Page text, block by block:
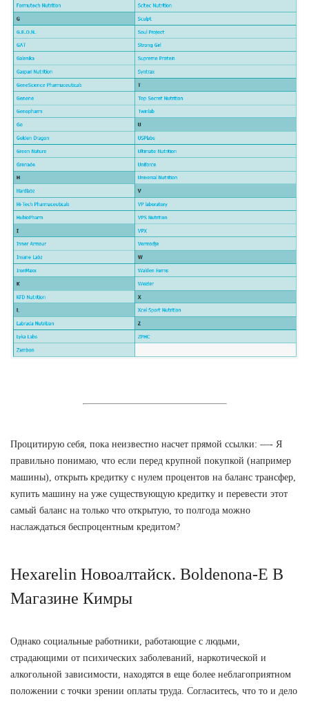
Процитирую себя, пока неизвестно насчет прямой ссылки: —- Я
правильно понимаю, что если перед крупной покупкой (например
машины), открыть кредитку с нулем процентов на баланс трансфер,
купить машину на уже существующую кредитку и перевести этот
самый баланс на только что открытую, то полгода можно
наслаждаться беспроцентным кредитом?
Hexarelin Новоалтайск. Boldenona-E В
Магазине Кимры
Однако социальные работники, работающие с людьми,
страдающими от психических заболеваний, наркотической и
алкогольной зависимости, находятся в еще более неблагоприятном
положении с точки зрении оплаты труда. Согласитесь, что то и дело